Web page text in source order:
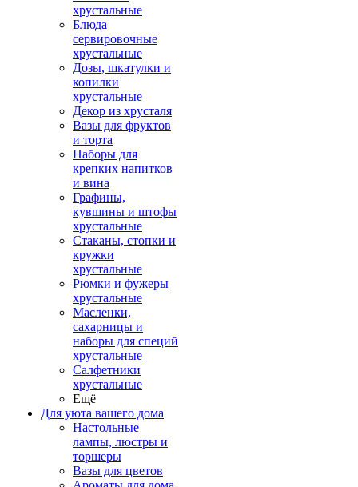
хрустальные
Блюда
сервировочные
хрустальные
Дозы, шкатулки и
копилки
хрустальные
Декор из хрусталя
Вазы для фруктов
и торта
Наборы для
крепких напитков
и вина
Графины,
кувшины и штофы
хрустальные
Стаканы, стопки и
кружки
хрустальные
Рюмки и фужеры
хрустальные
Масленки,
сахарницы и
наборы для специй
хрустальные
Салфетники
хрустальные
Ещё
Для уюта вашего дома
Настольные
лампы, люстры и
торшеры
Вазы для цветов